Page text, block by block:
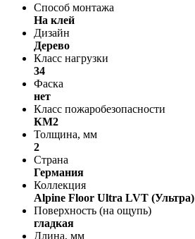
Способ монтажа
На клей
Дизайн
Дерево
Класс нагрузки
34
Фаска
нет
Класс пожаробезопасности
КМ2
Толщина, мм
2
Страна
Германия
Коллекция
Alpine Floor Ultra LVT (Ультра)
Поверхность (на ощупь)
гладкая
Длина, мм